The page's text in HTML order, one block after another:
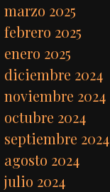
marzo 2025
febrero 2025
enero 2025
diciembre 2024
noviembre 2024
octubre 2024
septiembre 2024
agosto 2024
julio 2024